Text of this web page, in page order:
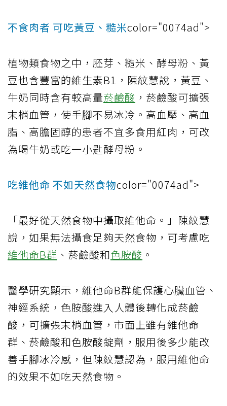
不食肉者 可吃黃豆、糙米color="0074ad">
植物類食物之中，胚芽、糙米、酵母粉、黃
豆也含豐富的維生素B1，陳紋慧說，黃豆、
牛奶同時含有較高量菸鹼酸 ，菸鹼酸可擴張
末梢血管，使手腳不易冰冷。高血壓、高血
脂、高膽固醇的患者不宜多食用紅肉，可改
為喝牛奶或吃一小匙酵母粉。
吃維他命 不如天然食物color="0074ad">
「最好從天然食物中攝取維他命。」陳紋慧
說，如果無法攝食足夠天然食物，可考慮吃
維他命B群 、菸鹼酸和色胺酸 。
醫學研究顯示，維他命B群能保護心臟血管、
神經系統，色胺酸進入人體後轉化成菸鹼
酸，可擴張末梢血管，市面上雖有維他命
群、菸鹼酸和色胺酸錠劑，服用後多少能改
善手腳冰冷感，但陳紋慧認為，服用維他命
的效果不如吃天然食物。